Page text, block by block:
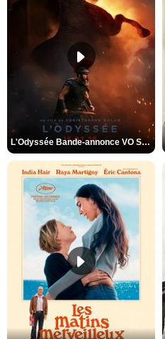
L'Odyssée Bande-annonce VO STFR